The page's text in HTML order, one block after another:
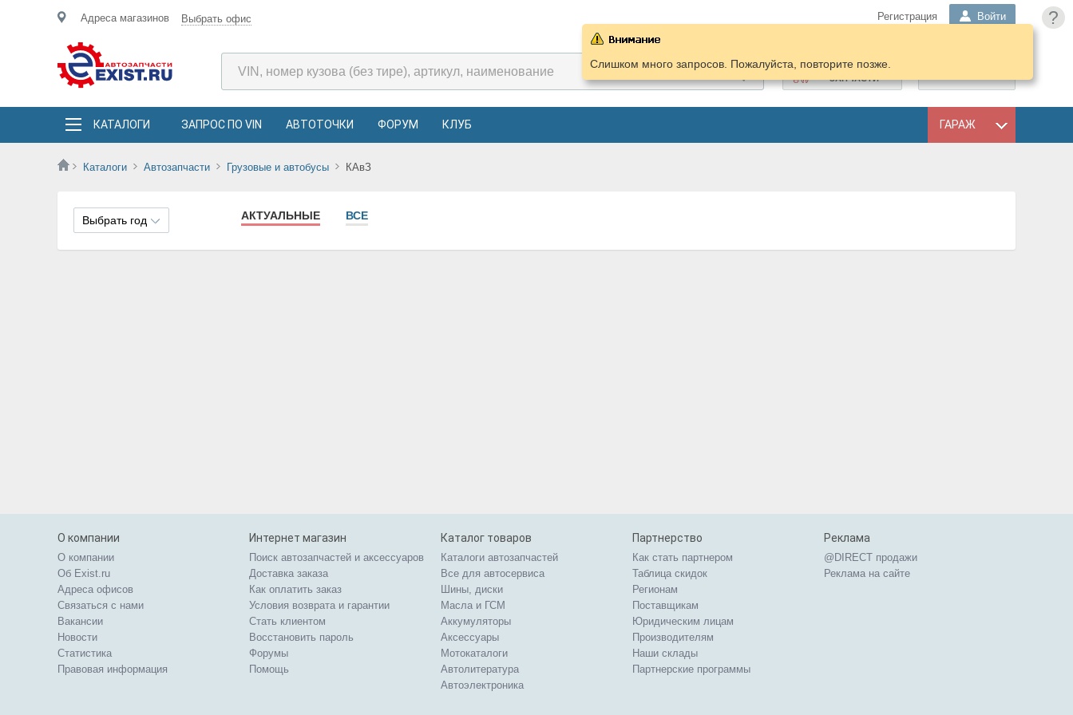
?
Адреса магазинов Выбрать офис Регистрация Войти
ПОДОБРАТЬ
ЗАПЧАСТИ
КАТАЛОГИ ЗАПРОС ПО VIN АВТОТОЧКИ ФОРУМ КЛУБ ГАРАЖ
Каталоги Автозапчасти Грузовые и автобусы КАвЗ
Слишком много запросов. Пожалуйста, повторите позже.
Выбрать год АКТУАЛЬНЫЕ ВСЕ
О компании
О компании
Об Exist.ru
Адреса офисов
Связаться с нами
Вакансии
Новости
Статистика
Правовая информация
Интернет магазин
Поиск автозапчастей и аксессуаров
Доставка заказа
Как оплатить заказ
Условия возврата и гарантии
Стать клиентом
Восстановить пароль
Форумы
Помощь
Каталог товаров
Каталоги автозапчастей
Все для автосервиса
Шины, диски
Масла и ГСМ
Аккумуляторы
Аксессуары
Мотокаталоги
Автолитература
Автоэлектроника
Партнерство
Как стать партнером
Таблица скидок
Регионам
Поставщикам
Юридическим лицам
Производителям
Наши склады
Партнерские программы
Реклама
@DIRECT продажи
Реклама на сайте